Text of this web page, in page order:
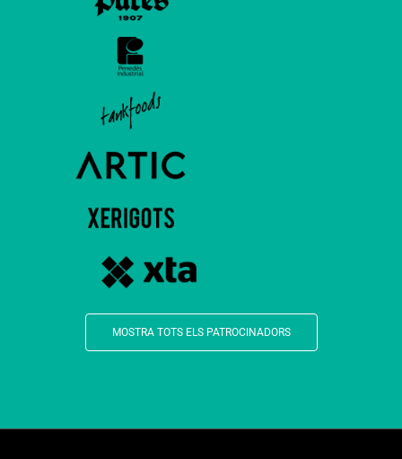
MOSTRA TOTS ELS PATROCINADORS